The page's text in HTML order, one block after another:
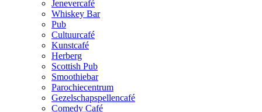
Jenevercafé
Whiskey Bar
Pub
Cultuurcafé
Kunstcafé
Herberg
Scottish Pub
Smoothiebar
Parochiecentrum
Gezelschapspellencafé
Comedy Café